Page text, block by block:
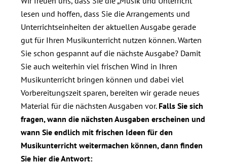
lesen und hoffen, dass Sie die Arrangements und
Unterrichtseinheiten der aktuellen Ausgabe gerade
gut für Ihren Musikunterricht nutzen können. Warten
Sie schon gespannt auf die nächste Ausgabe? Damit
Sie auch weiterhin viel frischen Wind in Ihren
Musikunterricht bringen können und dabei viel
Vorbereitungszeit sparen, bereiten wir gerade neues
Material für die nächsten Ausgaben vor. Falls Sie sich
fragen, wann die nächsten Ausgaben erscheinen und
wann Sie endlich mit frischen Ideen für den
Musikunterricht weitermachen können, dann finden
Sie hier die Antwort: